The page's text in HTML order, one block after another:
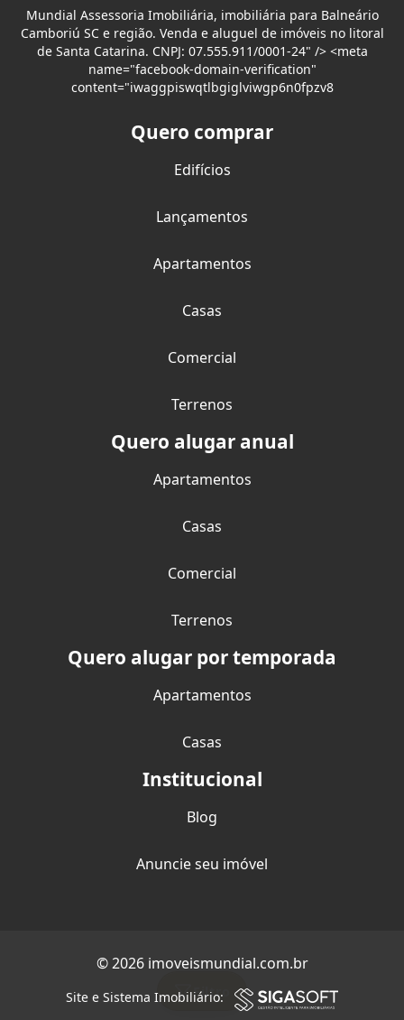
Filtro
Mundial Assessoria Imobiliária, imobiliária para Balneário
Camboriú SC e região. Venda e aluguel de imóveis no litoral
de Santa Catarina. CNPJ: 07.555.911/0001-24" /> <meta
name="facebook-domain-verification"
content="iwaggpiswqtlbgiglviwgp6n0fpzv8
Quero comprar
Edifícios
Lançamentos
Apartamentos
Casas
Comercial
Terrenos
Quero alugar anual
Apartamentos
Casas
Comercial
Terrenos
Quero alugar por temporada
Apartamentos
Casas
Institucional
Blog
Anuncie seu imóvel
© 2026 imoveismundial.com.br
Site e Sistema Imobiliário: